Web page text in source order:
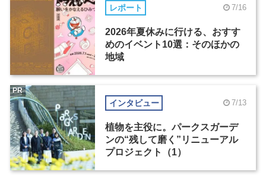
レポート 7/16
2026年夏休みに行ける、おすす
めのイベント10選：そのほかの
地域
インタビュー 7/13
植物を主役に。パークスガーデ
ンの“残して磨く”リニューアル
プロジェクト（1）
PR